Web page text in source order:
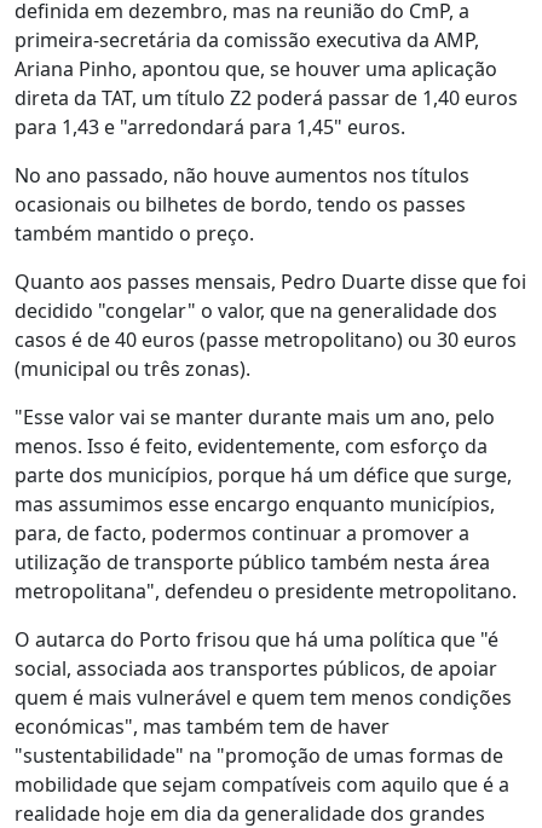
definida em dezembro, mas na reunião do CmP, a
primeira-secretária da comissão executiva da AMP,
Ariana Pinho, apontou que, se houver uma aplicação
direta da TAT, um título Z2 poderá passar de 1,40 euros
para 1,43 e "arredondará para 1,45" euros.
No ano passado, não houve aumentos nos títulos
ocasionais ou bilhetes de bordo, tendo os passes
também mantido o preço.
Quanto aos passes mensais, Pedro Duarte disse que foi
decidido "congelar" o valor, que na generalidade dos
casos é de 40 euros (passe metropolitano) ou 30 euros
(municipal ou três zonas).
"Esse valor vai se manter durante mais um ano, pelo
menos. Isso é feito, evidentemente, com esforço da
parte dos municípios, porque há um défice que surge,
mas assumimos esse encargo enquanto municípios,
para, de facto, podermos continuar a promover a
utilização de transporte público também nesta área
metropolitana", defendeu o presidente metropolitano.
O autarca do Porto frisou que há uma política que "é
social, associada aos transportes públicos, de apoiar
quem é mais vulnerável e quem tem menos condições
económicas", mas também tem de haver
"sustentabilidade" na "promoção de umas formas de
mobilidade que sejam compatíveis com aquilo que é a
realidade hoje em dia da generalidade dos grandes